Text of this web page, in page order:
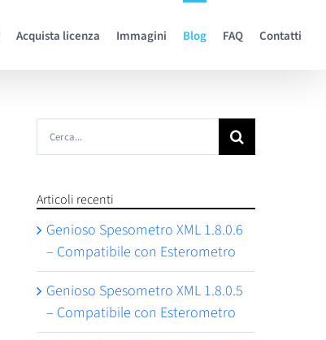
Acquista licenza Immagini Blog FAQ Contatti
Cerca
per:
Articoli recenti
Genioso Spesometro XML 1.8.0.6
– Compatibile con Esterometro
Genioso Spesometro XML 1.8.0.5
– Compatibile con Esterometro